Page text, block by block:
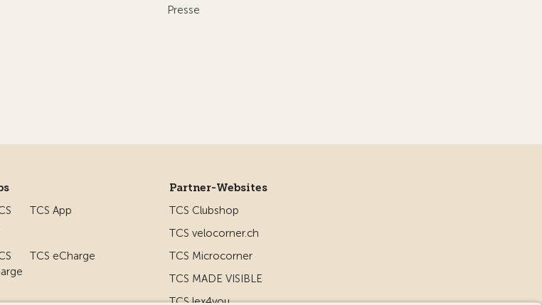
Presse
TCS App
TCS eCharge
Partner-Websites
TCS Clubshop
TCS velocorner.ch
TCS Microcorner
TCS MADE VISIBLE
TCS lex4you